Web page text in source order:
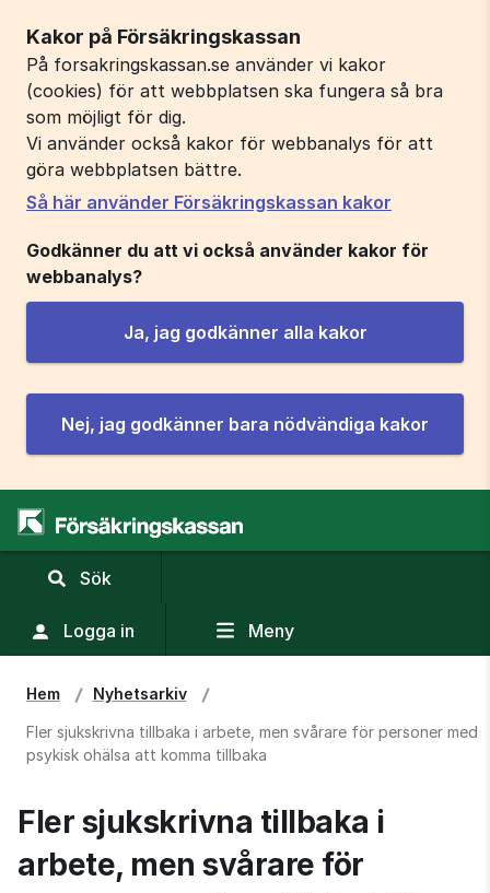
Kakor på Försäkringskassan
På forsakringskassan.se använder vi kakor
(cookies) för att webbplatsen ska fungera så bra
som möjligt för dig.
Vi använder också kakor för webbanalys för att
göra webbplatsen bättre.
Så här använder Försäkringskassan kakor
Godkänner du att vi också använder kakor för
webbanalys?
Ja, jag godkänner alla kakor
Nej, jag godkänner bara nödvändiga kakor
Sök
sökfält
Logga in Meny
Hem Nyhetsarkiv
Fler sjukskrivna tillbaka i arbete, men svårare för personer med
psykisk ohälsa att komma tillbaka
Fler sjukskrivna tillbaka i
arbete, men svårare för